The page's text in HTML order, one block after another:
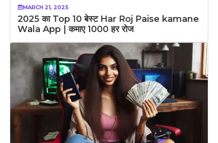
MARCH 21, 2025
2025 का Top 10 बेस्ट Har Roj Paise kamane
Wala App | कमाए 1000 हर रोज